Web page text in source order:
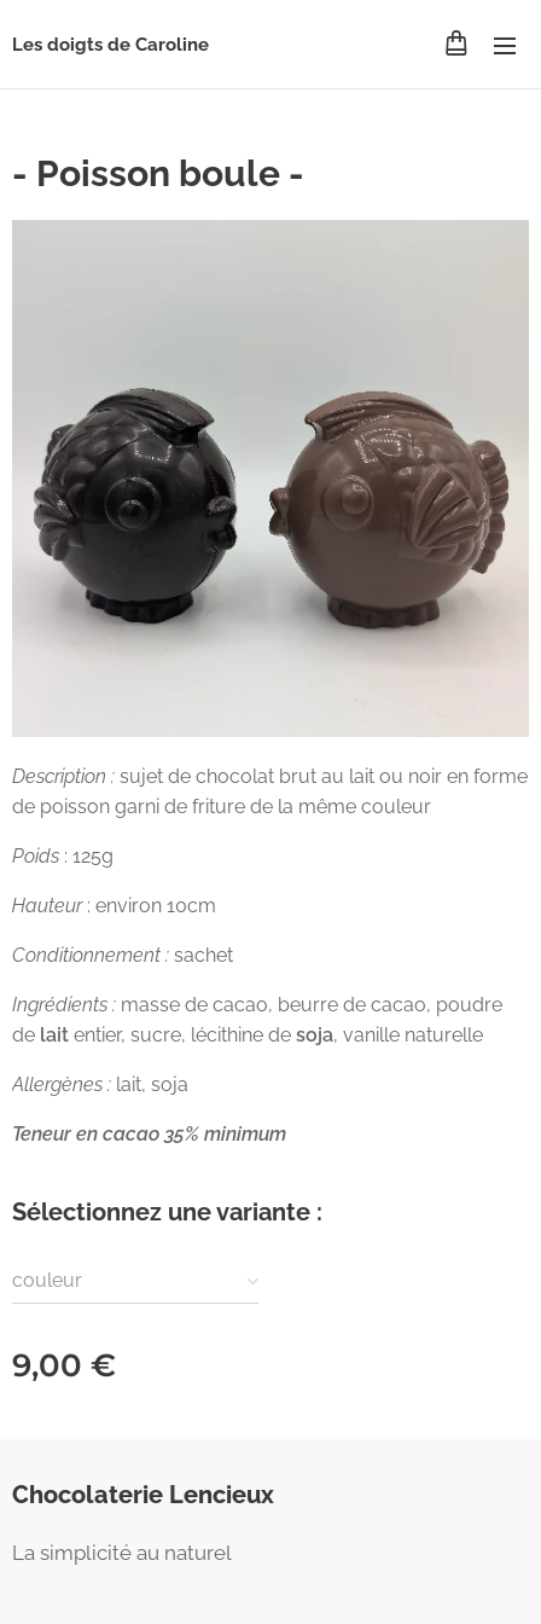
Les doigts de Caroline
- Poisson boule -
Description : sujet de chocolat brut au lait ou noir en forme
de poisson garni de friture de la même couleur
Poids : 125g
Hauteur : environ 10cm
Conditionnement : sachet
Ingrédients : masse de cacao, beurre de cacao, poudre
de lait entier, sucre, lécithine de soja, vanille naturelle
Allergènes : lait, soja
Teneur en cacao 35% minimum
Sélectionnez une variante :
couleur
9,00 €
Chocolaterie Lencieux
La simplicité au naturel